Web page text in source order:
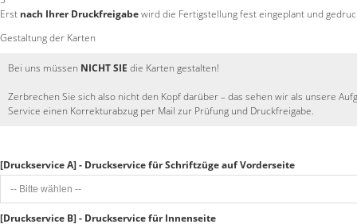
Erst nach Ihrer Druckfreigabewird die Fertigstellung fest eingeplant und
Gestaltung der Karten
Bei uns müssen NICHT SIE die Karten gestalten!
Zerbrechen Sie sich also nicht den Kopf darüber – das sehen wir als unsere
Service einen Korrekturabzug per Mail zur Prüfung und Druckfreigabe.
[Druckservice A] - Druckservice für Schriftzüge auf Vorderseite
[Druckservice B] - Druckservice für Innenseite